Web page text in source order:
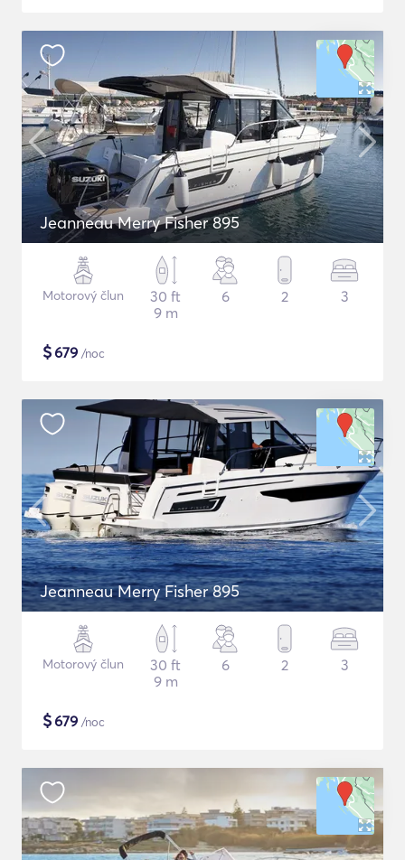
Jeanneau Merry Fisher 895
Motorový člun
30 ft
9 m
6 2 3
$679 /noc
Jeanneau Merry Fisher 895
Motorový člun
30 ft
9 m
6 2 3
$679 /noc